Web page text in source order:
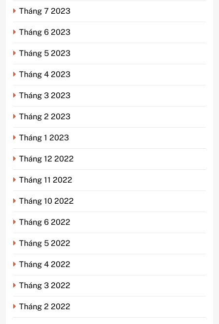
Tháng 7 2023
Tháng 6 2023
Tháng 5 2023
Tháng 4 2023
Tháng 3 2023
Tháng 2 2023
Tháng 1 2023
Tháng 12 2022
Tháng 11 2022
Tháng 10 2022
Tháng 6 2022
Tháng 5 2022
Tháng 4 2022
Tháng 3 2022
Tháng 2 2022